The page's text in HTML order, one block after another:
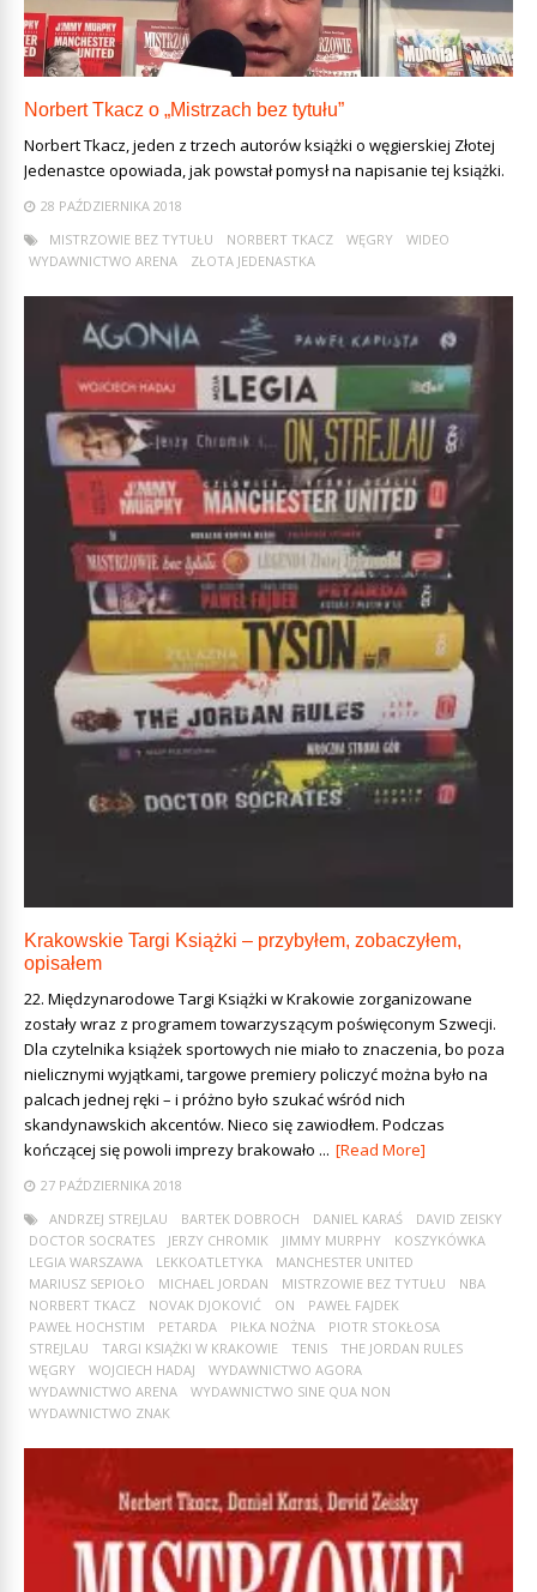
Norbert Tkacz o „Mistrzach bez tytułu”
Norbert Tkacz, jeden z trzech autorów książki o węgierskiej Złotej
Jedenastce opowiada, jak powstał pomysł na napisanie tej książki.
28 PAŹDZIERNIKA 2018
MISTRZOWIE BEZ TYTUŁU
NORBERT TKACZ WĘGRY
WIDEO
WYDAWNICTWO ARENA
ZŁOTA JEDENASTKA
Krakowskie Targi Książki – przybyłem, zobaczyłem,
opisałem
22. Międzynarodowe Targi Książki w Krakowie zorganizowane
zostały wraz z programem towarzyszącym poświęconym Szwecji.
Dla czytelnika książek sportowych nie miało to znaczenia, bo poza
nielicznymi wyjątkami, targowe premiery policzyć można było na
palcach jednej ręki – i próżno było szukać wśród nich
skandynawskich akcentów. Nieco się zawiodłem. Podczas
kończącej się powoli imprezy brakowało ... [Read More]
27 PAŹDZIERNIKA 2018
ANDRZEJ STREJLAU
BARTEK DOBROCH DANIEL KARAŚ
DAVID ZEISKY
DOCTOR SOCRATES
JERZY CHROMIK JIMMY MURPHY
KOSZYKÓWKA
LEGIA WARSZAWA
LEKKOATLETYKA
MANCHESTER UNITED
MARIUSZ SEPIOŁO
MICHAEL JORDAN MISTRZOWIE BEZ TYTUŁU
NBA
NORBERT TKACZ
NOVAK DJOKOVIĆ ON
PAWEŁ FAJDEK
PAWEŁ HOCHSTIM
PETARDA PIŁKA NOŻNA
PIOTR STOKŁOSA
STREJLAU
TARGI KSIĄŻKI W KRAKOWIE TENIS
THE JORDAN RULES
WĘGRY
WOJCIECH HADAJ
WYDAWNICTWO AGORA
WYDAWNICTWO ARENA
WYDAWNICTWO SINE QUA NON
WYDAWNICTWO ZNAK